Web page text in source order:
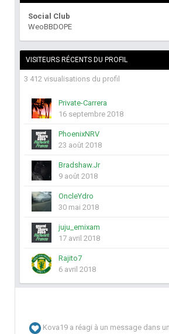
Social Club
WeoBBDOPE
VISITEURS RÉCENTS DU PROFIL
3 412 visualisations du profil
Private-Carrera
16 septembre 2018
PhoenixNRV
23 août 2018
Bradshaw.Jr
9 août 2018
OncleYdro
30 mai 2018
juju_emixam
17 avril 2018
Rajito7
6 avril 2018
Kova19 a réagi à un message dans